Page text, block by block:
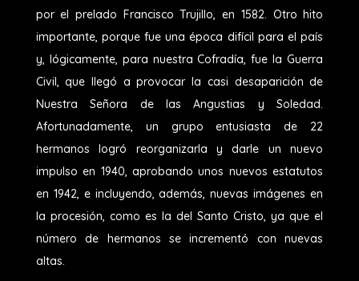
por el prelado Francisco Trujillo, en 1582. Otro hito
importante, porque fue una época difícil para el país
y, lógicamente, para nuestra Cofradía, fue la Guerra
Civil, que llegó a provocar la casi desaparición de
Nuestra Señora de las Angustias y Soledad.
Afortunadamente, un grupo entusiasta de 22
hermanos logró reorganizarla y darle un nuevo
impulso en 1940, aprobando unos nuevos estatutos
en 1942, e incluyendo, además, nuevas imágenes en
la procesión, como es la del Santo Cristo, ya que el
número de hermanos se incrementó con nuevas
altas.